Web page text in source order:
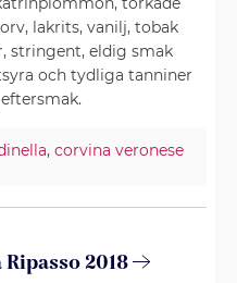
lakrits, vanilj, tobak
stringent, eldig smak
och tydliga tanniner
,corvina veronese
2018